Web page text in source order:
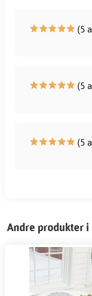
(5
(5
(5
Andre produkter